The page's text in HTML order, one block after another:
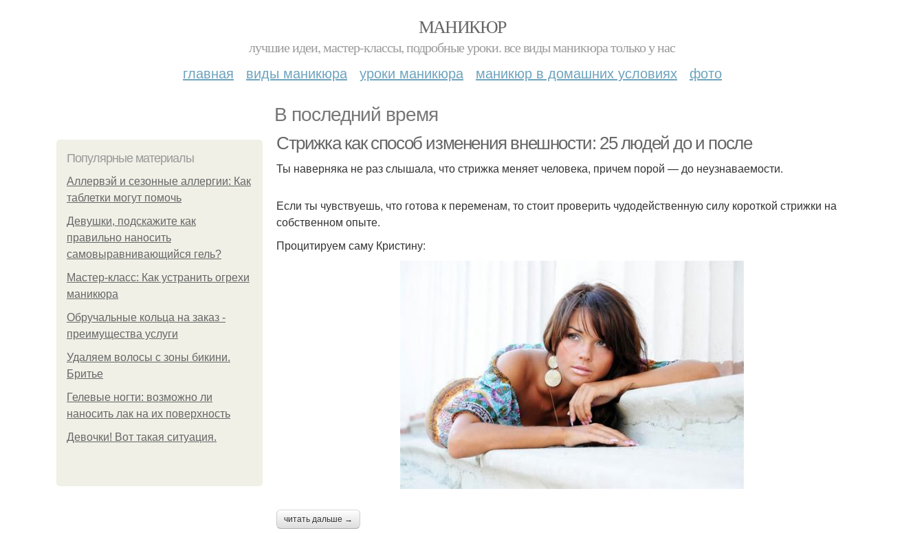
МАНИКЮР
лучшие идеи, мастер-классы, подробные уроки. все виды маникюра только у нас
главная виды маникюра уроки маникюра маникюр в домашних условиях фото
В последний время
Популярные материалы
Аллервэй и сезонные аллергии: Как
таблетки могут помочь
Девушки, подскажите как
правильно наносить
самовыравнивающийся гель?
Мастер-класс: Как устранить огрехи
маникюра
Обручальные кольца на заказ -
преимущества услуги
Удаляем волосы с зоны бикини.
Бритье
Гелевые ногти: возможно ли
наносить лак на их поверхность
Девочки! Вот такая ситуация.
Стрижка как способ изменения внешности: 25 людей до и после
Ты наверняка не раз слышала, что стрижка меняет человека, причем порой — до неузнаваемости.
Если ты чувствуешь, что готова к переменам, то стоит проверить чудодейственную силу короткой стрижки на
собственном опыте.
Процитируем саму Кристину:
читать дальше →